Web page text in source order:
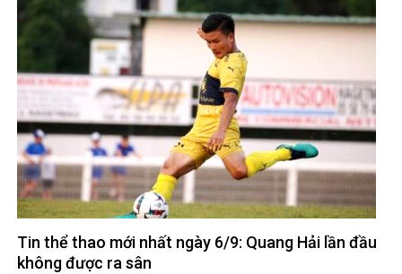
Tin thể thao mới nhất ngày 6/9: Quang Hải lần đầu
không được ra sân